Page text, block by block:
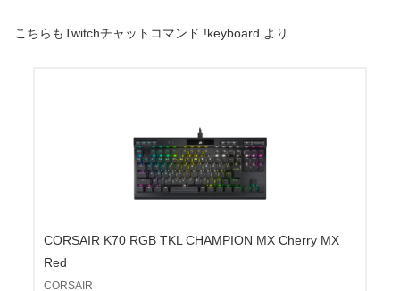
こちらもTwitchチャットコマンド !keyboard より
CORSAIR K70 RGB TKL CHAMPION MX Cherry MX
Red
CORSAIR